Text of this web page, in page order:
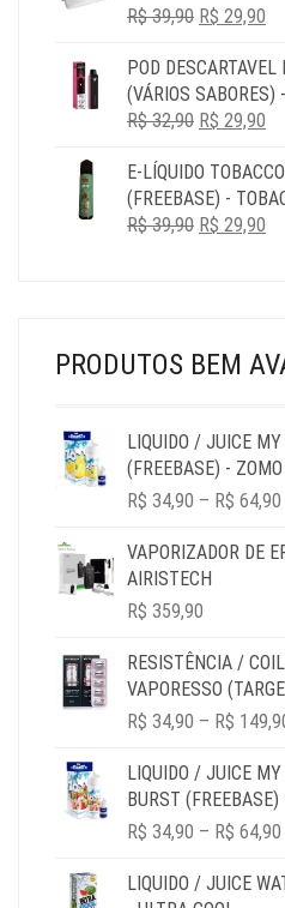
R$39,90 O
ORIGINAL
ERA:
R$ 39,90.
R$ 29,90
É:
POD
(VÁRIOS SABORES)
R$32,90 O
ORIGINAL
ERA:
R$ 32,90.
R$ 29,90
É:
E-LÍQUIDO
(FREEBASE) -
R$39,90 O
R$ 29,90
PRODUTOS BEM
LIQUIDO / JUICE
(FREEBASE) - ZOMO
R$ 34,90 – R$ 64,90
VAPORIZADOR DE
AIRISTECH
R$ 359,90
RESISTÊNCIA /
VAPORESSO
R$ 34,90 – R$
LIQUIDO / JUICE
BURST (FREEBASE)
R$ 34,90 – R$ 64,90
LIQUIDO / JUICE